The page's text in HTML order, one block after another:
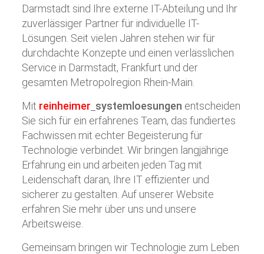
Darmstadt sind Ihre externe IT-Abteilung und Ihr
zuverlässiger Partner für individuelle IT-
Lösungen. Seit vielen Jahren stehen wir für
durchdachte Konzepte und einen verlässlichen
Service in Darmstadt, Frankfurt und der
gesamten Metropolregion Rhein-Main.
Mit reinheimer systemloesungen entscheiden
Sie sich für ein erfahrenes Team, das fundiertes
Fachwissen mit echter Begeisterung für
Technologie verbindet. Wir bringen langjährige
Erfahrung ein und arbeiten jeden Tag mit
Leidenschaft daran, Ihre IT effizienter und
sicherer zu gestalten. Auf unserer Website
erfahren Sie mehr über uns und unsere
Arbeitsweise.
Gemeinsam bringen wir Technologie zum Leben